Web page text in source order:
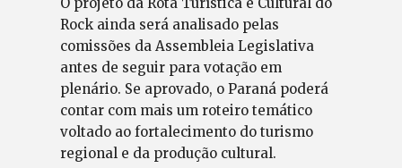
O projeto da Rota Turística e Cultural do
Rock ainda será analisado pelas
comissões da Assembleia Legislativa
antes de seguir para votação em
plenário. Se aprovado, o Paraná poderá
contar com mais um roteiro temático
voltado ao fortalecimento do turismo
regional e da produção cultural.